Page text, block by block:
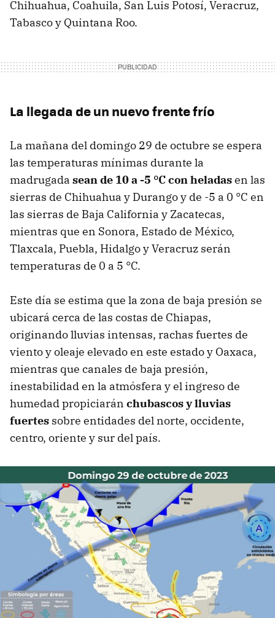
Chihuahua, Coahuila, San Luis Potosí, Veracruz,
Tabasco y Quintana Roo.
La llegada de un nuevo frente frío
La mañana del domingo 29 de octubre se espera
las temperaturas mínimas durante la
madrugada sean de 10 a -5 °C con heladasen las
sierras de Chihuahua y Durango y de -5 a 0 °C en
las sierras de Baja California y Zacatecas,
mientras que en Sonora, Estado de México,
Tlaxcala, Puebla, Hidalgo y Veracruz serán
temperaturas de 0 a 5 °C.
Este día se estima que la zona de baja presión se
ubicará cerca de las costas de Chiapas,
originando lluvias intensas, rachas fuertes de
viento y oleaje elevado en este estado y Oaxaca,
mientras que canales de baja presión,
inestabilidad en la atmósfera y el ingreso de
humedad propiciarán chubascos y lluvias
fuertes sobre entidades del norte, occidente,
centro, oriente y sur del país.